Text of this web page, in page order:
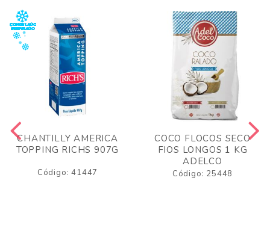
CHANTILLY AMERICA
TOPPING RICHS 907G
Código: 41447
COCO FLOCOS SECO
FIOS LONGOS 1 KG
ADELCO
Código: 25448